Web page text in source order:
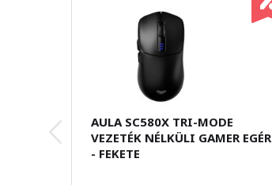
AULA SC580X TRI-MODE
VEZETÉK NÉLKÜLI GAMER EGÉR
- FEKETE